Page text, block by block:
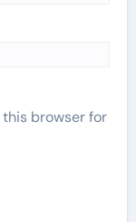
this browser for